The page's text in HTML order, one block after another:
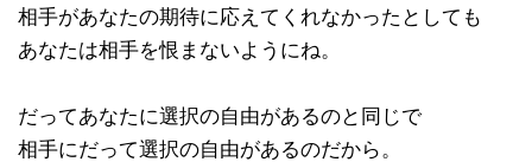
相手があなたの期待に応えてくれなかったとしても
あなたは相手を恨まないようにね。
だってあなたに選択の自由があるのと同じで
相手にだって選択の自由があるのだから。